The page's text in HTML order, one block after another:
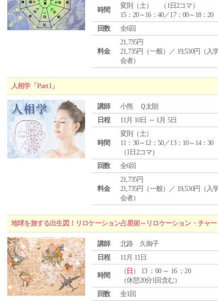
時間
変則（土） （1日2コマ）
15：20～16：40／17：00～18：20
回数
全6回
料金
21,735円
21,735円（一般）／ 19,530円（入
会者）
人相学「Part1」
講師
小熊 Ｑ太朗
日程
11月 10日 ～ 1月 5日
時間
変則（土）
11：30～12：50／13：10～14：30
（1日2コマ）
回数
全6回
料金
21,735円
21,735円（一般）／ 19,530円（入
会者）
地球を旅する出生図！リロケーション占星術～リロケーション・チャ
講師
北路 久御子
日程
11月 11日
時間
（ 日 ） 13 ：00 ～ 16 ：20
（休憩20分1回含む）
回数
全1回